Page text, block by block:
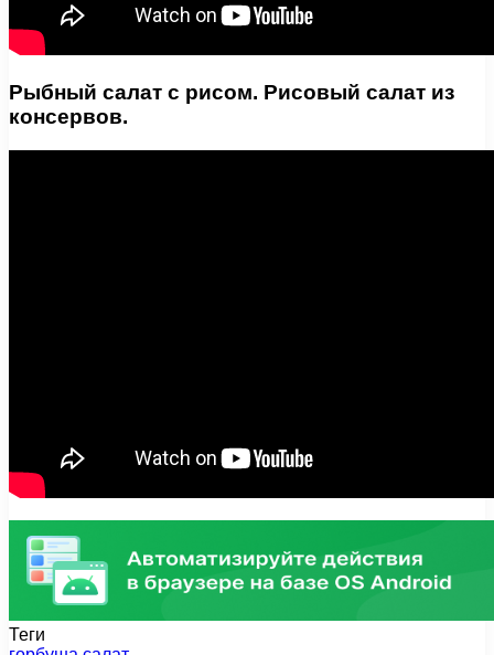
Рыбный салат с рисом. Рисовый салат из
консервов.
Теги